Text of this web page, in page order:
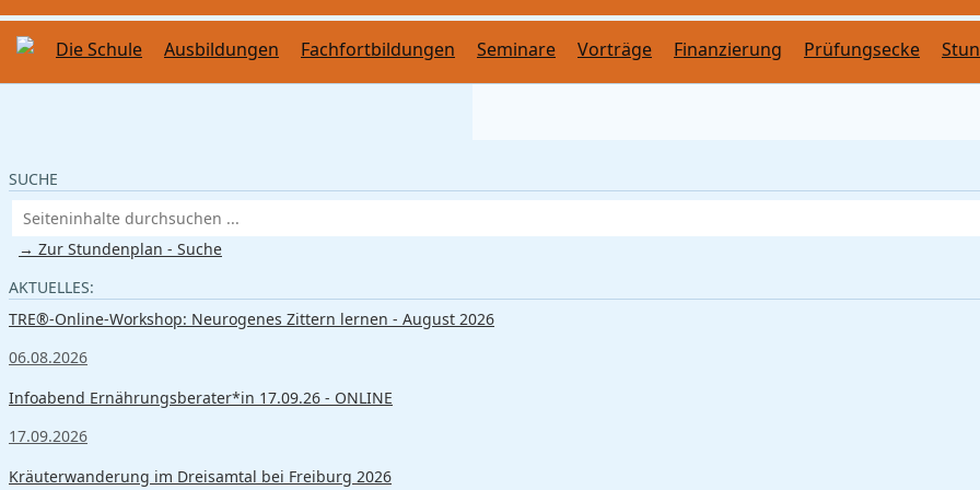
Die Schule Ausbildungen Fachfortbildungen Seminare Vorträge Finanzierung Prüfungsecke
SUCHE
→ Zur Stundenplan - Suche
AKTUELLES:
TRE®-Online-Workshop: Neurogenes Zittern lernen - August 2026
06.08.2026
Infoabend Ernährungsberater*in 17.09.26 - ONLINE
17.09.2026
Kräuterwanderung im Dreisamtal bei Freiburg 2026